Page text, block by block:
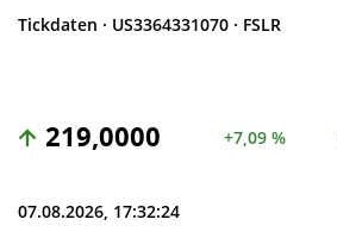
Tickdaten · US3364331070 · FSLR
219,0000 +7,09 %
07.08.2026, 17:32:24